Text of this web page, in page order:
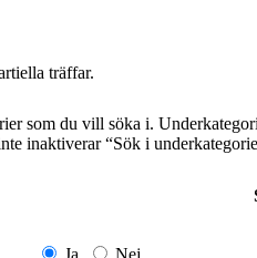
träffar.
som du vill söka i.
inaktiverar “Sök i
Ja Nej